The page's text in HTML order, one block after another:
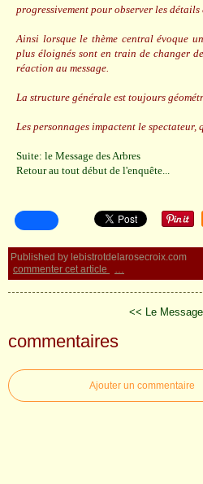
progressivement pour observer les
Ainsi lorsque le thème central évoque
plus éloignés sont en train de changer
réaction au message.
La structure générale est toujours
Les personnages impactent le
Suite: le Message des Arbres
Retour au tout début de l'enquête...
Published by lebistrotdelarosecroix.com
commenter cet article
…
<< Le
commentaires
Ajouter un commentaire